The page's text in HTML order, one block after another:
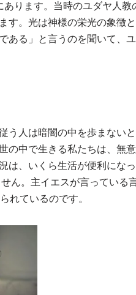
ります。当時のユダヤ人教
す。光は神様の栄光の象徴
ある」と言うのを聞いて、
う人は暗闇の中を歩まない
の中で生きる私たちは、無
は、いくら生活が便利にな
ん。主イエスが言っている
れているのです。